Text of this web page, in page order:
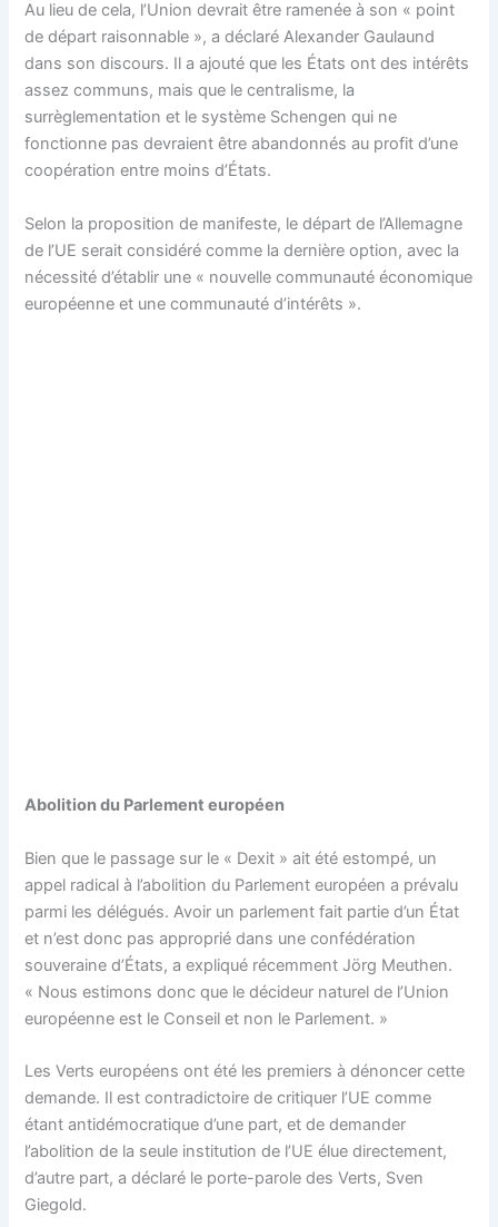
Au lieu de cela, l’Union devrait être ramenée à son « point
de départ raisonnable », a déclaré Alexander Gaulaund
dans son discours. Il a ajouté que les États ont des intérêts
assez communs, mais que le centralisme, la
surrèglementation et le système Schengen qui ne
fonctionne pas devraient être abandonnés au profit d’une
coopération entre moins d’États.
Selon la proposition de manifeste, le départ de l’Allemagne
de l’UE serait considéré comme la dernière option, avec la
nécessité d’établir une « nouvelle communauté économique
européenne et une communauté d’intérêts ».
Abolition du Parlement européen
Bien que le passage sur le « Dexit » ait été estompé, un
appel radical à l’abolition du Parlement européen a prévalu
parmi les délégués. Avoir un parlement fait partie d’un État
et n’est donc pas approprié dans une confédération
souveraine d’États, a expliqué récemment Jörg Meuthen.
« Nous estimons donc que le décideur naturel de l’Union
européenne est le Conseil et non le Parlement. »
Les Verts européens ont été les premiers à dénoncer cette
demande. Il est contradictoire de critiquer l’UE comme
étant antidémocratique d’une part, et de demander
l’abolition de la seule institution de l’UE élue directement,
d’autre part, a déclaré le porte-parole des Verts, Sven
Giegold.